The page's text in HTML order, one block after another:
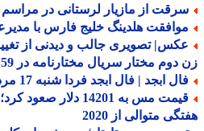
از مازیار لرستانی در مراسم
هلدینگ خلیج فارس با
تصویری جالب و دیدنی از تغییر
مختار سریال مختارنامه در 59 سالگی؛ سال 1404
ابجد | فال ابجد فردا شنبه 17 مرداد ماه 1405
قیمت مس به 14201 دلار
متوالی از 2020